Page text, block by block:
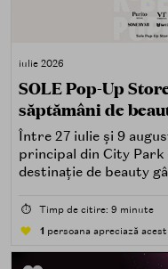
iulie 2026
SOLE Pop-Up
săptămâni de
Între 27 iulie și 9
principal din City
destinație de beauty
care îți place, de fapt,
atingând, comparând,
⏱️ Timp de citire: 9 minute
1 persoana apreciază